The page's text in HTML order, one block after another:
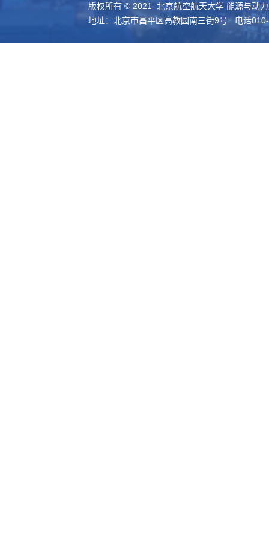
版权所有 © 2021 北京航空航天大学 能源与动
地址：北京市昌平区高教园南三街9号 电话